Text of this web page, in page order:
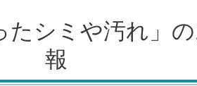
たシミや汚れ」
報